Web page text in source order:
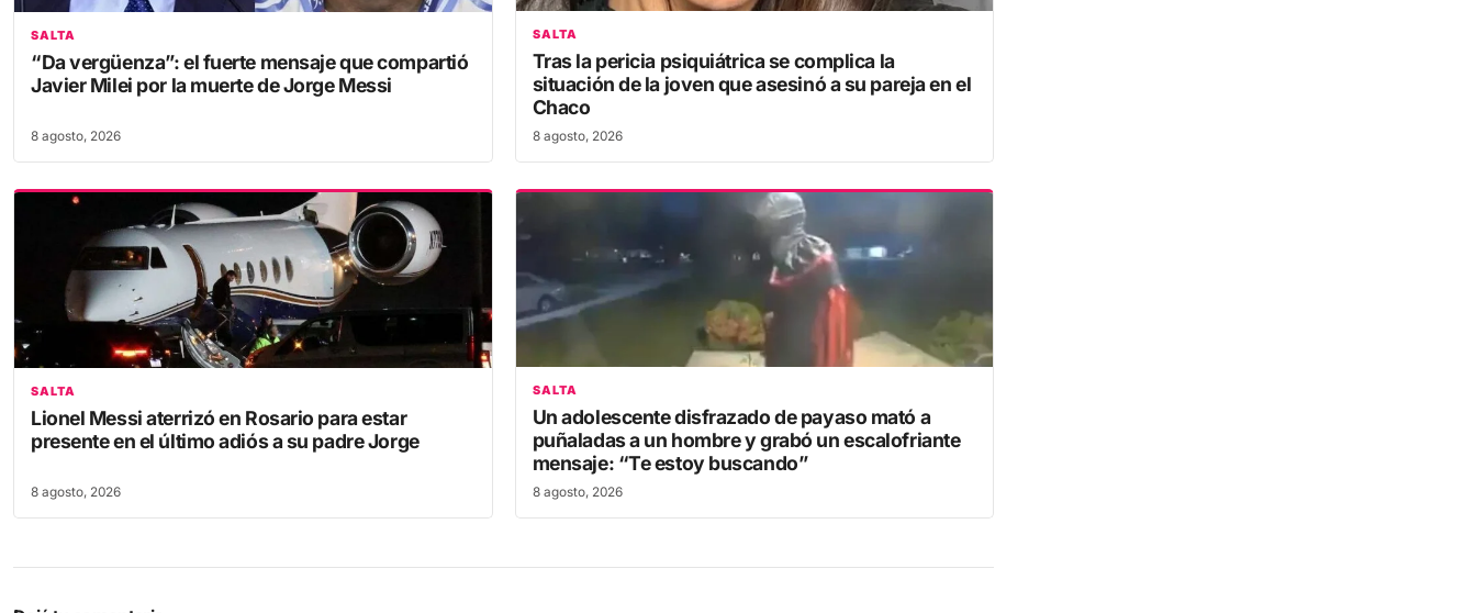
SALTA
“Da vergüenza”: el fuerte mensaje que compartió
Javier Milei por la muerte de Jorge Messi
SALTA
Tras la pericia psiquiátrica se complica la
situación de la joven que asesinó a su pareja en el
Chaco
8 agosto, 2026
SALTA
Lionel Messi aterrizó en Rosario para estar
presente en el último adiós a su padre Jorge
SALTA
Un adolescente disfrazado de payaso mató a
puñaladas a un hombre y grabó un escalofriante
mensaje: “Te estoy buscando”
8 agosto, 2026